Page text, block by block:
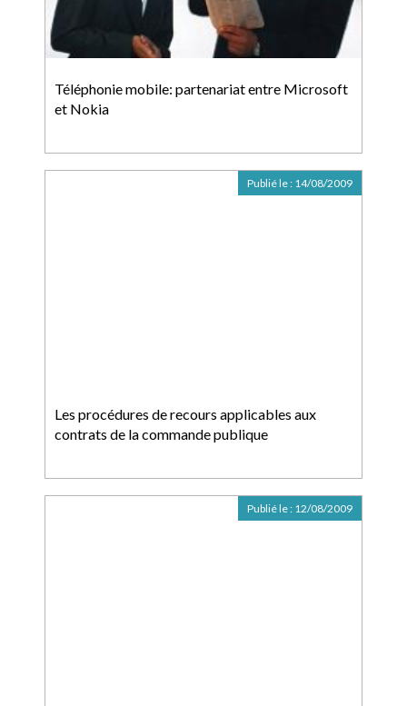
Téléphonie mobile: partenariat entre Microsoft
et Nokia
Les procédures de recours applicables aux
contrats de la commande publique
Publié le : 14/08/2009
Publié le : 12/08/2009